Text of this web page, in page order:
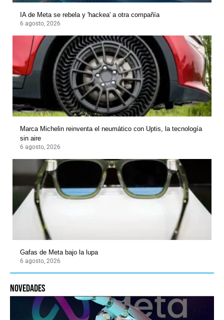
IA de Meta se rebela y 'hackea' a otra compañía
6 agosto, 2026
Marca Michelin reinventa el neumático con Uptis, la tecnología
sin aire
6 agosto, 2026
Gafas de Meta bajo la lupa
6 agosto, 2026
novedades